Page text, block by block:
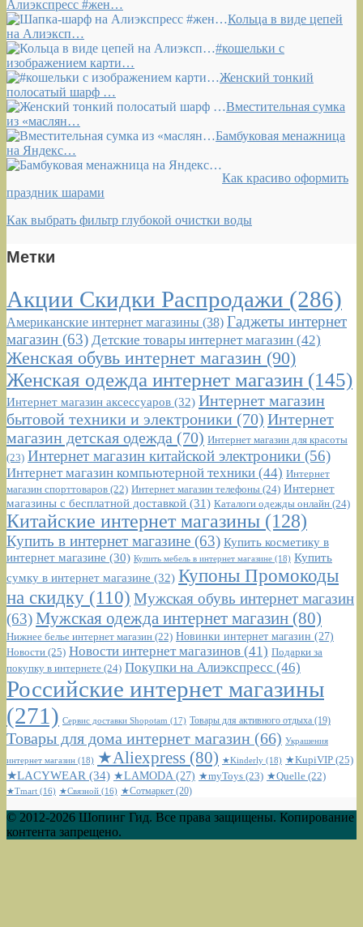
Алиэкспресс #жен…
Кольца в виде цепей
на Алиэксп…
#кошельки с
изображением карти…
Женский тонкий
полосатый шарф …
Вместительная сумка
из «маслян…
Бамбуковая менажница
на Яндекс…
Как красиво оформить
праздник шарами
Как выбрать фильтр глубокой очистки воды
Метки
Акции Скидки Распродажи (286)
Американские интернет магазины (38) Гаджеты интернет
магазин (63) Детские товары интернет магазин (42)
Женская обувь интернет магазин (90)
Женская одежда интернет магазин (145)
Интернет магазин аксессуаров (32) Интернет магазин
бытовой техники и электроники (70) Интернет
магазин детская одежда (70) Интернет магазин для красоты
(23) Интернет магазин китайской электроники (56)
Интернет магазин компьютерной техники (44) Интернет
магазин спорттоваров (22) Интернет магазин телефоны (24) Интернет
магазины с бесплатной доставкой (31) Каталоги одежды онлайн (24)
Китайские интернет магазины (128)
Купить в интернет магазине (63) Купить косметику в
интернет магазине (30) Купить мебель в интернет магазине (18) Купить
сумку в интернет магазине (32) Купоны Промокоды
на скидку (110) Мужская обувь интернет магазин
(63)Мужская одежда интернет магазин (80)
Нижнее белье интернет магазин (22) Новинки интернет магазин (27)
Новости (25) Новости интернет магазинов (41) Подарки за
покупку в интернете (24) Покупки на Алиэкспресс (46)
Российские интернет магазины
(271) Сервис доставки Shopotam (17) Товары для активного отдыха (19)
Товары для дома интернет магазин (66) Украшения
интернет магазин (18) ★Aliexpress (80) ★Kinderly (18) ★KupiVIP (25)
★LACYWEAR (34) ★LAMODA(27) ★myToys (23) ★Quelle (22)
★Tmart (16) ★Связной (16) ★Сотмаркет (20)
© 2012-2026 Шопинг Гид. Все права защищены. Копирование
контента запрещено.